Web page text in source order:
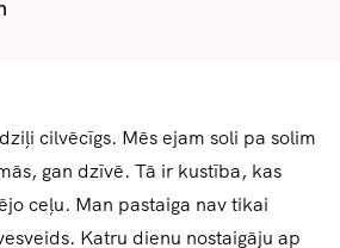
cilvēcīgs. Mēs ejam soli pa solim
gan dzīvē. Tā ir kustība, kas
ceļu. Man pastaiga nav tikai
Katru dienu nostaigāju ap